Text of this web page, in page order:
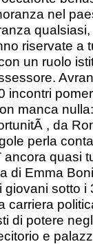
nel
riservate a
un ruolo
incontri
manca
, da
perla
quasi
di Emma
sotto i
carriera
di potere
e